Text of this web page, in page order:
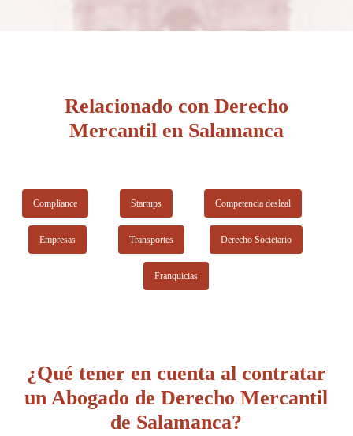
web incluye suficiente información sobre su formación
Relacionado con Derecho
Mercantil en Salamanca
Compliance Startups Competencia desleal
Empresas Transportes Derecho Societario
Franquicias
¿Qué tener en cuenta al contratar
un Abogado de Derecho Mercantil
de Salamanca?